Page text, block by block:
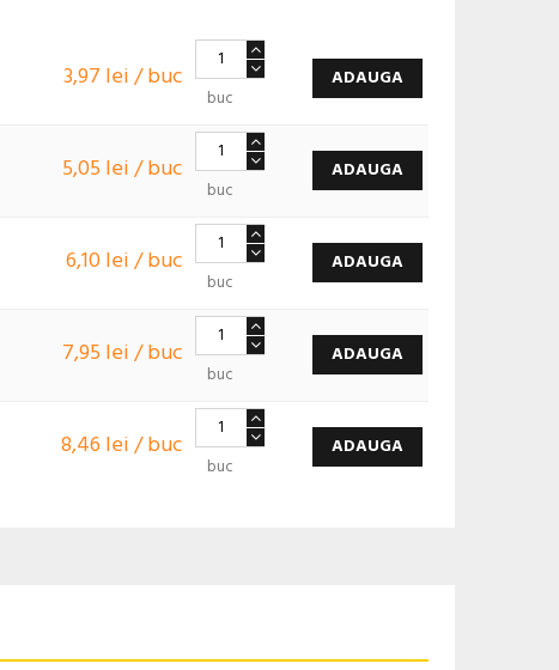
3,97 lei / buc
buc
ADAUGA
5,05 lei / buc
buc
ADAUGA
6,10 lei / buc
buc
ADAUGA
7,95 lei / buc
buc
ADAUGA
8,46 lei / buc
buc
ADAUGA